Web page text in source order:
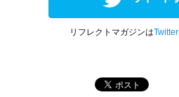
リフレクトマガジンは